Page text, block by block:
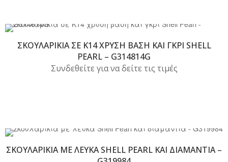
ΣΚΟΥΛΑΡΊΚΙΑ ΣΕ Κ14 ΧΡΥΣΉ ΒΆΣΗ ΚΑΙ ΓΚΡΙ SHELL
PEARL – G314814G
Συνδεθείτε για να δείτε τις τιμές
ΣΚΟΥΛΑΡΊΚΙΑ ΜΕ ΛΕΥΚΆ SHELL PEARL ΚΑΙ ΔΙΑΜΆΝΤΙΑ –